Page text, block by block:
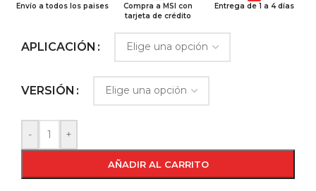
Envío a todos los paises
Compra a MSI con
tarjeta de crédito
Entrega de 1 a 4 días
APLICACIÓN
VERSIÓN
- +
AÑADIR AL CARRITO